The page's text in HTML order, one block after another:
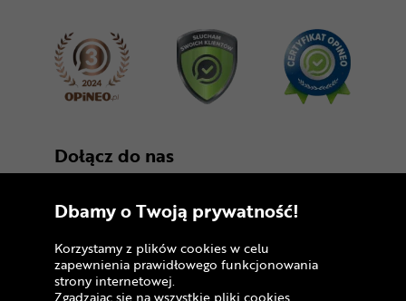
Dołącz do nas
Dbamy o Twoją prywatność!
Korzystamy z plików cookies w celu
zapewnienia prawidłowego funkcjonowania
strony internetowej.
Zgadzając się na wszystkie pliki cookies